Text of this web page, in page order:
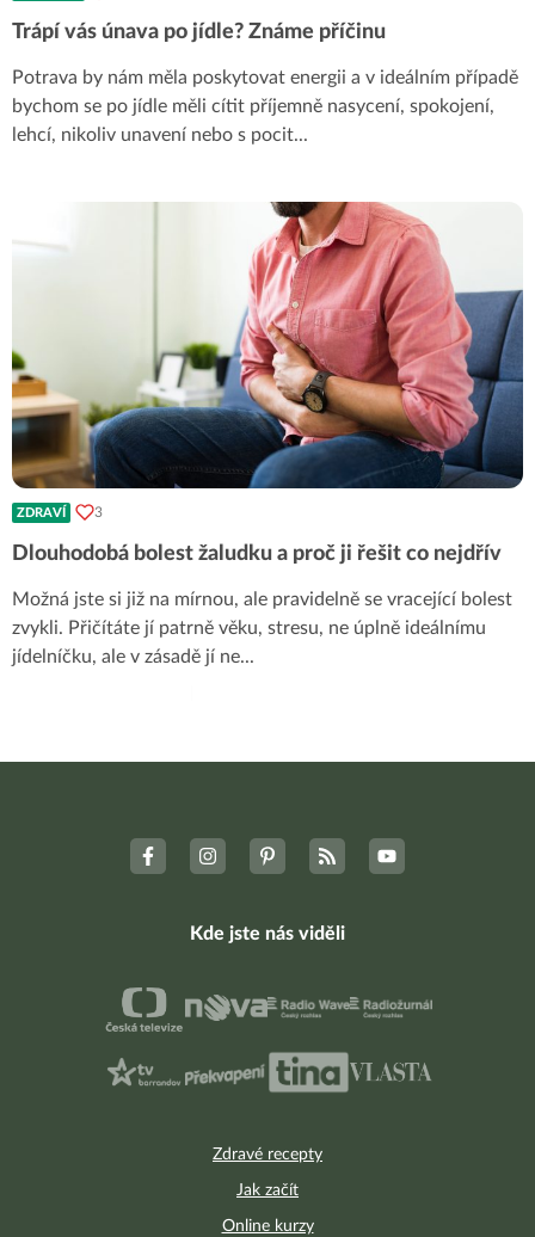
Trápí vás únava po jídle? Známe příčinu
Potrava by nám měla poskytovat energii a v ideálním případě
bychom se po jídle měli cítit příjemně nasycení, spokojení,
lehcí, nikoliv unavení nebo s pocit...
ZDRAVÍ 3
Dlouhodobá bolest žaludku a proč ji řešit co nejdřív
Možná jste si již na mírnou, ale pravidelně se vracející bolest
zvykli. Přičítáte jí patrně věku, stresu, ne úplně ideálnímu
jídelníčku, ale v zásadě jí ne...
Zdravé recepty
Jak začít
Online kurzy
Kde jste nás viděli